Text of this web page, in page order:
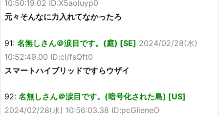
10:50:19.02 ID:X5aoluyp0
元々そんなに力入れてなかったろ
91: 名無しさん＠涙目です。(庭) [SE] 2024/02/28(水)
10:52:49.00 ID:cI/fsQft0
スマートハイブリッドですらウザイ
92: 名無しさん＠涙目です。(暗号化された島) [US]
2024/02/28(水) 10:56:03.38 ID:pcGIieneO